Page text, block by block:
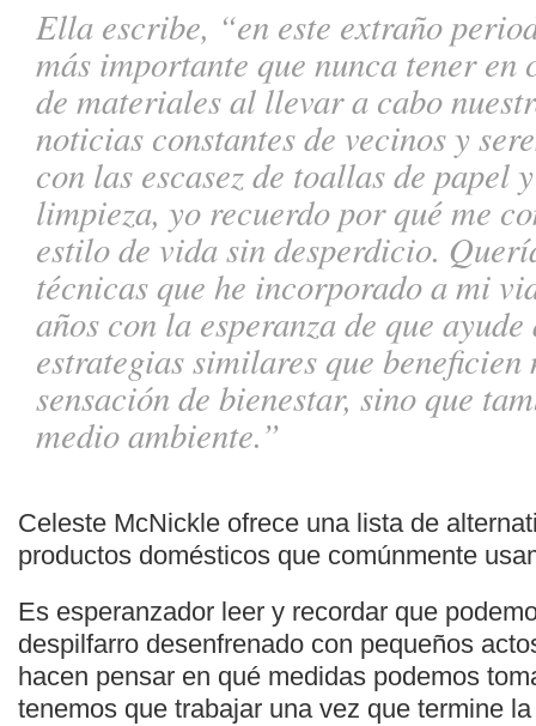
Ella escribe, “en este extraño
más importante que nunca tener en
de materiales al llevar a cabo
noticias constantes de vecinos y
con las escasez de toallas de papel
limpieza, yo recuerdo por qué me
estilo de vida sin desperdicio.
técnicas que he incorporado a mi
años con la esperanza de que
estrategias similares que beneficien
sensación de bienestar, sino que
medio ambiente.”
Celeste McNickle ofrece una lista de
productos domésticos que comúnmente
Es esperanzador leer y recordar que
despilfarro desenfrenado con pequeños
hacen pensar en qué medidas podemos
tenemos que trabajar una vez que termine